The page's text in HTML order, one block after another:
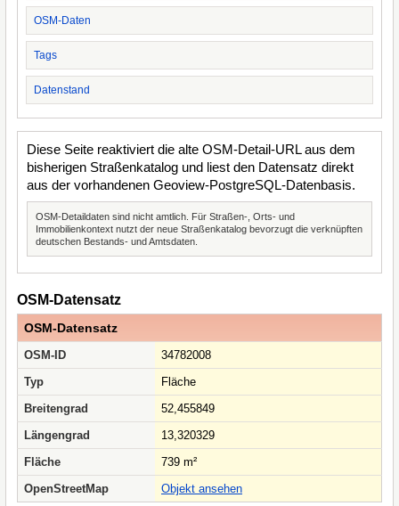
OSM-Daten
Tags
Datenstand
Diese Seite reaktiviert die alte OSM-Detail-URL aus dem
bisherigen Straßenkatalog und liest den Datensatz direkt
aus der vorhandenen Geoview-PostgreSQL-Datenbasis.
OSM-Detaildaten sind nicht amtlich. Für Straßen-, Orts- und
Immobilienkontext nutzt der neue Straßenkatalog bevorzugt die verknüpften
deutschen Bestands- und Amtsdaten.
OSM-Datensatz
OSM-Datensatz
OSM-ID
34782008
Typ
Fläche
Breitengrad
52,455849
Längengrad
13,320329
Fläche
739 m²
OpenStreetMap
Objekt ansehen